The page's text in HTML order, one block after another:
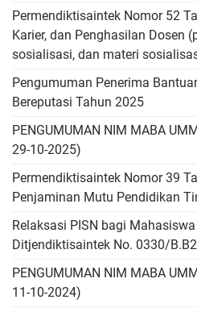
Permendiktisaintek Nomor 52
Karier, dan Penghasilan Dosen
sosialisasi, dan materi
Pengumuman Penerima
Bereputasi Tahun 2025
PENGUMUMAN NIM MABA
29-10-2025)
Permendiktisaintek Nomor 39
Penjaminan Mutu Pendidikan
Relaksasi PISN bagi
Ditjendiktisaintek No. 0330/
PENGUMUMAN NIM MABA
11-10-2024)